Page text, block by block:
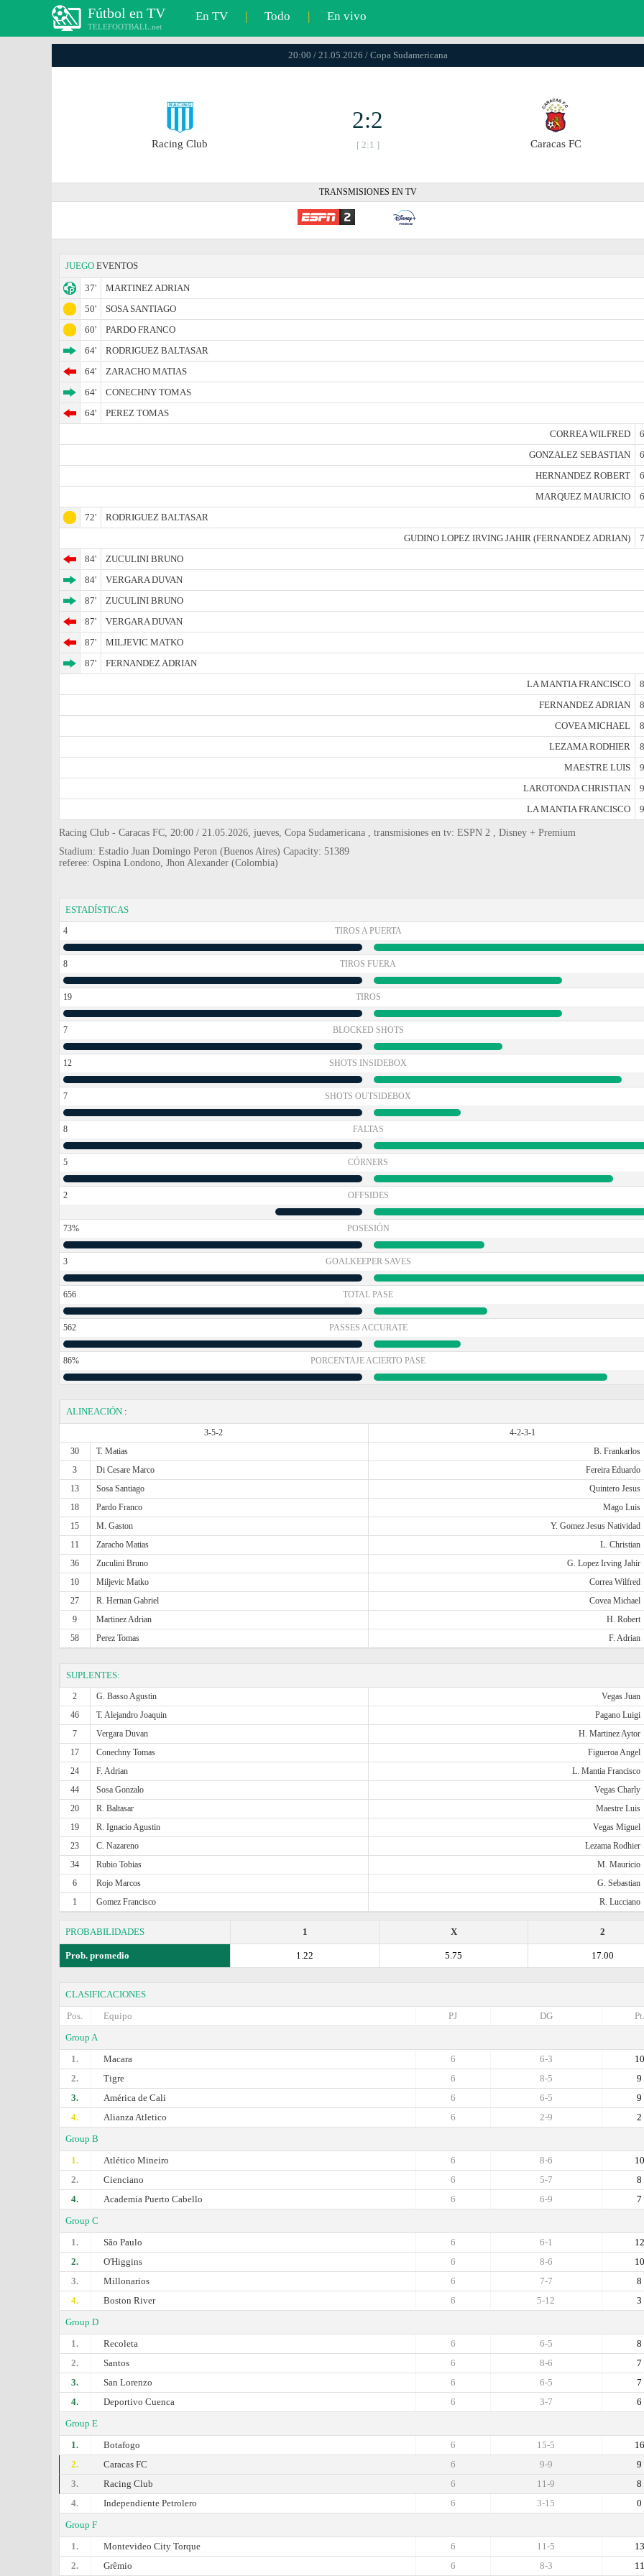
Fútbol en TV
TELEFOOTBALL.net
En TV | Todo | En vivo
20:00 / 21.05.2026 / Copa Sudamericana
Racing Club
2:2
[ 2:1 ] Caracas FC
TRANSMISIONES EN TV
JUEGO EVENTOS
37'
MARTINEZ ADRIAN
50'
SOSA SANTIAGO
60'
PARDO FRANCO
64'
RODRIGUEZ BALTASAR
64'
ZARACHO MATIAS
64'
CONECHNY TOMAS
64'
PEREZ TOMAS
CORREA WILFRED
GONZALEZ SEBASTIAN
HERNANDEZ ROBERT
MARQUEZ MAURICIO
72'
RODRIGUEZ BALTASAR
GUDINO LOPEZ IRVING JAHIR (FERNANDEZ ADRIAN)
84'
ZUCULINI BRUNO
84'
VERGARA DUVAN
87'
ZUCULINI BRUNO
87'
VERGARA DUVAN
87'
MILJEVIC MATKO
87'
FERNANDEZ ADRIAN
LA MANTIA FRANCISCO
FERNANDEZ ADRIAN
COVEA MICHAEL
LEZAMA RODHIER
MAESTRE LUIS
LAROTONDA CHRISTIAN
LA MANTIA FRANCISCO
Racing Club - Caracas FC, 20:00 / 21.05.2026, jueves, Copa Sudamericana , transmisiones en tv: ESPN 2 , Disney + Premium
Stadium: Estadio Juan Domingo Peron (Buenos Aires) Capacity: 51389
referee: Ospina Londono, Jhon Alexander (Colombia)
ESTADÍSTICAS
4 TIROS A PUERTA
8 TIROS FUERA
19 TIROS
7 BLOCKED SHOTS
12 SHOTS INSIDEBOX
7 SHOTS OUTSIDEBOX
8 FALTAS
5 CÓRNERS
2 OFFSIDES
73% POSESIÓN
3 GOALKEEPER SAVES
656 TOTAL PASE
562 PASSES ACCURATE
86% PORCENTAJE ACIERTO PASE
ALINEACIÓN :
3-5-2
4-2-3-1
30
T. Matias B. Frankarlos
3
Di Cesare Marco Fereira Eduardo
13
Sosa Santiago Quintero Jesus
18
Pardo Franco Mago Luis
15
M. Gaston Y. Gomez Jesus Natividad
11
Zaracho Matias L. Christian
36
Zuculini Bruno G. Lopez Irving Jahir
10
Miljevic Matko Correa Wilfred
27
R. Hernan Gabriel Covea Michael
9
Martinez Adrian H. Robert
58
Perez Tomas F. Adrian
SUPLENTES:
2 G. Basso Agustin Vegas Juan
46
T. Alejandro Joaquin Pagano Luigi
7
Vergara Duvan H. Martinez Aytor
17
Conechny Tomas Figueroa Angel
24
F. Adrian L. Mantia Francisco
44
Sosa Gonzalo Vegas Charly
20
R. Baltasar Maestre Luis
19
R. Ignacio Agustin Vegas Miguel
23
C. Nazareno Lezama Rodhier
34
Rubio Tobias M. Mauricio
6
Rojo Marcos G. Sebastian
1
Gomez Francisco R. Lucciano
PROBABILIDADES 2
X
1
Prob. promedio 17.00
5.75
1.22
CLASIFICACIONES
Pos.
Equipo Pt.
DG
PJ
Group A
1.
Macara 10
6-3
6
2.
Tigre 9
8-5
6
3.
América de Cali 9
6-5
6
4.
Alianza Atletico 2
2-9
6
Group B
1.
Atlético Mineiro 10
8-6
6
2.
Cienciano 8
5-7
6
4.
Academia Puerto Cabello 7
6-9
6
Group C
1.
São Paulo 12
6-1
6
2.
O'Higgins 10
8-6
6
3.
Millonarios 8
7-7
6
4.
Boston River 3
5-12
6
Group D
1.
Recoleta 8
6-5
6
2.
Santos 7
8-6
6
3.
San Lorenzo 7
6-5
6
4.
Deportivo Cuenca 6
3-7
6
Group E
1.
Botafogo 16
15-5
6
2.
Caracas FC 9
9-9
6
3.
Racing Club 8
11-9
6
4.
Independiente Petrolero 0
3-15
6
Group F
1.
Montevideo City Torque 13
11-5
6
2.
Grêmio 11
8-3
6